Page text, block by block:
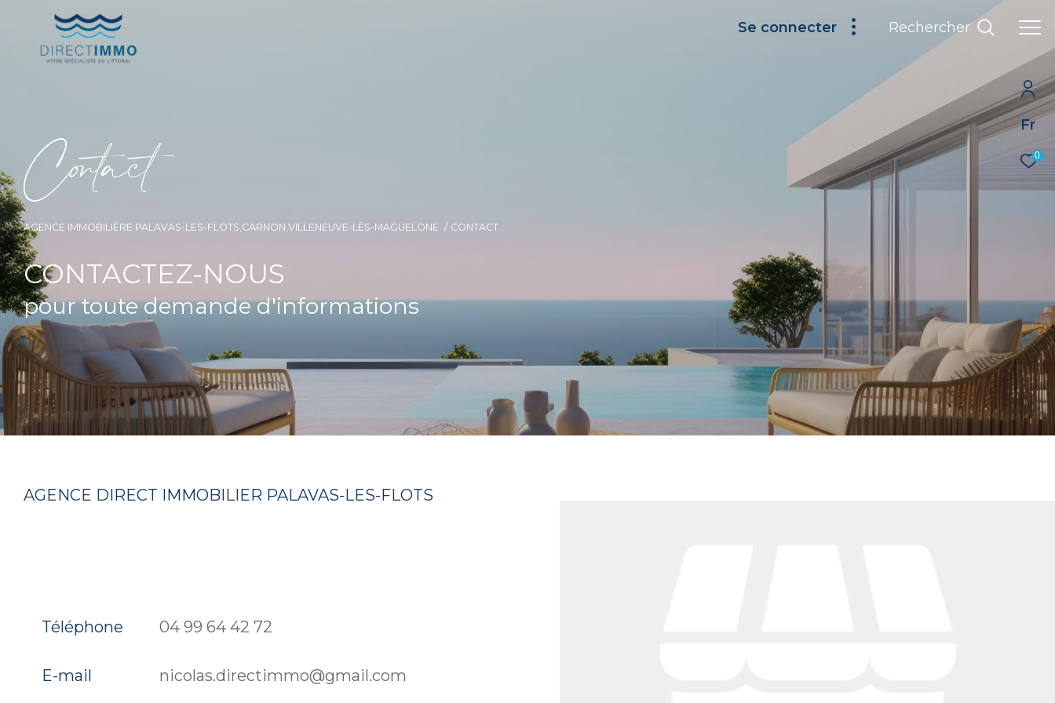
Fr
0
Se connecter Rechercher
Cotact
AGENCE IMMOBILIÈRE PALAVAS-LES-FLOTS,CARNON,VILLENEUVE-LÈS-MAGUELONE CONTACT
CONTACTEZ-NOUS
pour toute demande d'informations
AGENCE DIRECT IMMOBILIER PALAVAS-LES-FLOTS
Téléphone 04 99 64 42 72
E-mail nicolas.directimmo@gmail.com